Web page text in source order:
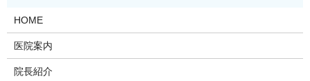
HOME
医院案内
院長紹介